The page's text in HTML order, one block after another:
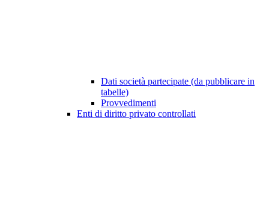
Dati società partecipate (da pubblicare in
tabelle)
Provvedimenti
Enti di diritto privato controllati